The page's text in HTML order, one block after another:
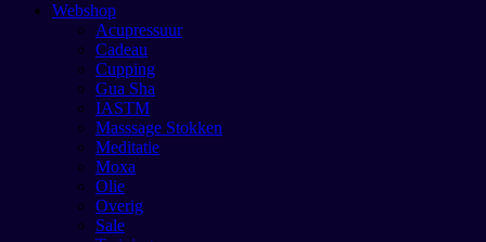
Webshop
Acupressuur
Cadeau
Cupping
Gua Sha
IASTM
Masssage Stokken
Meditatie
Moxa
Olie
Overig
Sale